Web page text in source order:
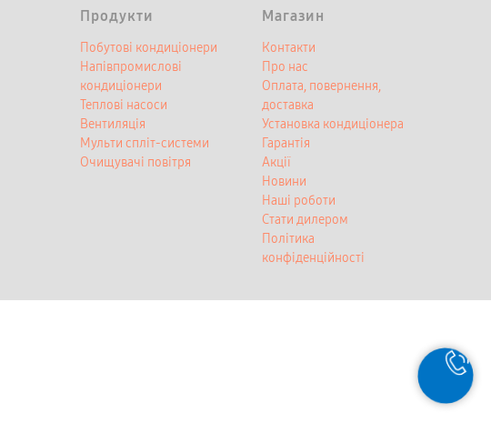
Продукти
Побутові кондиціонери
Напівпромислові
кондиціонери
Теплові насоси
Вентиляція
Мульти спліт-системи
Очищувачі повітря
Магазин
Контакти
Про нас
Оплата, повернення,
доставка
Установка кондиціонера
Гарантія
Акції
Новини
Наші роботи
Стати дилером
Політика
конфіденційності